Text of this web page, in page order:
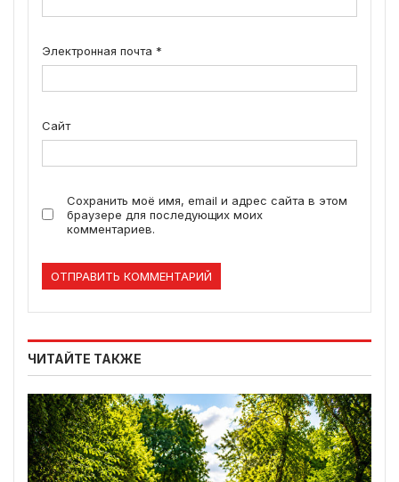
Электронная почта *
Сайт
Сохранить моё имя, email и адрес сайта в этом
браузере для последующих моих
комментариев.
ЧИТАЙТЕ ТАКЖЕ